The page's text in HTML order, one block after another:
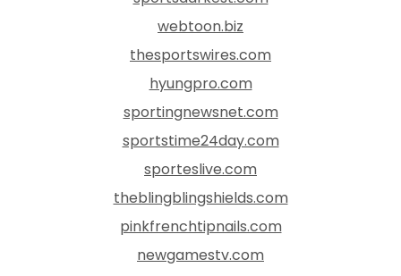
webtoon.biz
thesportswires.com
hyungpro.com
sportingnewsnet.com
sportstime24day.com
sporteslive.com
theblingblingshields.com
pinkfrenchtipnails.com
newgamestv.com